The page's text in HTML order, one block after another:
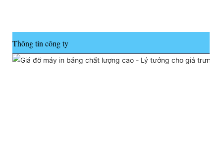
Thông tin công ty